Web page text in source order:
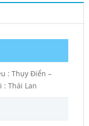
: Thụy Điển –
: Thái Lan